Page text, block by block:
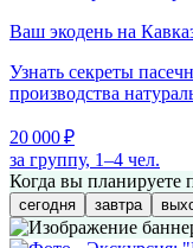
Ваш экодень на
Узнать секреты
производства
20 000 ₽
за группу, 1–4 чел.
Когда вы планируете
сегодня завтра